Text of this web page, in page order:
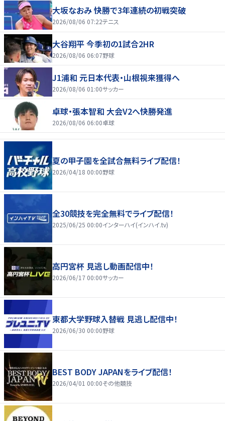
大坂なおみ 快勝で3年連続の初戦突破
2026/08/06 07:22テニス
大谷翔平 今季初の1試合2HR
2026/08/06 06:07野球
J1浦和 元日本代表・山根視来獲得へ
2026/08/06 01:00サッカー
卓球・張本智和 大会V2へ快勝発進
2026/08/06 06:00卓球
夏の甲子園を全試合無料ライブ配信！
2026/04/18 00:00野球
全30競技を完全無料でライブ配信！
2025/06/25 00:00インターハイ(インハイ.tv)
高円宮杯 見逃し動画配信中！
2026/06/17 00:00サッカー
東都大学野球入替戦 見逃し配信中！
2026/06/30 00:00野球
BEST BODY JAPANをライブ配信！
2026/04/01 00:00その他競技